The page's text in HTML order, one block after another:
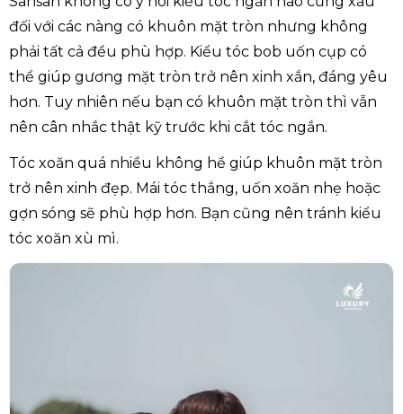
đối với các nàng có khuôn mặt tròn nhưng không
phải tất cả đều phù hợp. Kiểu tóc bob uốn cụp có
thể giúp gương mặt tròn trở nên xinh xắn, đáng yêu
hơn. Tuy nhiên nếu bạn có khuôn mặt tròn thì vẫn
nên cân nhắc thật kỹ trước khi cắt tóc ngắn.
Tóc xoăn quá nhiều không hề giúp khuôn mặt tròn
trở nên xinh đẹp. Mái tóc thẳng, uốn xoăn nhẹ hoặc
gợn sóng sẽ phù hợp hơn. Bạn cũng nên tránh kiểu
tóc xoăn xù mì.